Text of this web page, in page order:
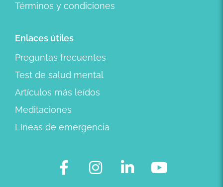
Términos y condiciones
Enlaces útiles
Preguntas frecuentes
Test de salud mental
Artículos más leídos
Meditaciones
Líneas de emergencia